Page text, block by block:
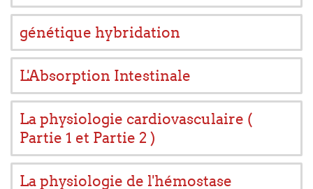
génétique hybridation
L'Absorption Intestinale
La physiologie cardiovasculaire (
Partie 1 et Partie 2 )
La physiologie de l'hémostase